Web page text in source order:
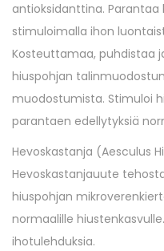
antioksidanttina.
stimuloimalla ihon
Kosteuttamaa, puhdistaa
hiuspohjan
muodostumista. Stimuloi
parantaen edellytyksiä
Hevoskastanja (Aesculus
Hevoskastanjauute
hiuspohjan
normaalille
ihotulehduksia.